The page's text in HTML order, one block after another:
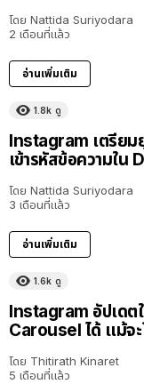
โดย Nattida Suriyodara
2 เดือนที่แล้ว
อ่านเพิ่มเติม
1.8k ดู
Instagram เตรีย
เข้ารหัสข้อความใน
โดย Nattida Suriyodara
3 เดือนที่แล้ว
อ่านเพิ่มเติม
1.6k ดู
Instagram อัปเดต
Carousel ได้ แม้จ
โดย Thitirath Kinaret
5 เดือนที่แล้ว